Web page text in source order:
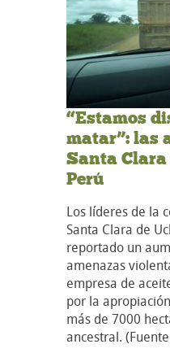
“Estamos
matar”: las
Santa Clara
Perú
Los líderes de la
Santa Clara de
reportado un
amenazas
empresa de
por la
más de 7000
ancestral.